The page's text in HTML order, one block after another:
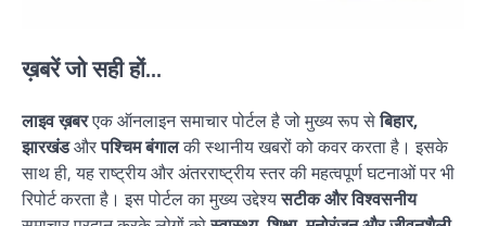
ख़बरें जो सही हों...
लाइव ख़बरएक ऑनलाइन समाचार पोर्टल है जो मुख्य रूप सेबिहार,
झारखंडऔरपश्चिम बंगालकी स्थानीय खबरों को कवर करता है। इसके
साथ ही, यह राष्ट्रीय और अंतरराष्ट्रीय स्तर की महत्वपूर्ण घटनाओं पर भी
रिपोर्ट करता है। इस पोर्टल का मुख्य उद्देश्यसटीक और विश्वसनीय